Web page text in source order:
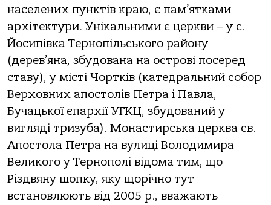
населених пунктів краю, є пам’ятками
архітектури. Унікальними є церкви – у с.
Йосипівка Тернопільського району
(дерев’яна, збудована на острові посеред
ставу), у місті Чортків (катедральний собор
Верховних апостолів Петра і Павла,
Бучацької єпархії УГКЦ, збудований у
вигляді тризуба). Монастирська церква св.
Апостола Петра на вулиці Володимира
Великого у Тернополі відома тим, що
Різдвяну шопку, яку щорічно тут
встановлюють від 2005 р., вважають